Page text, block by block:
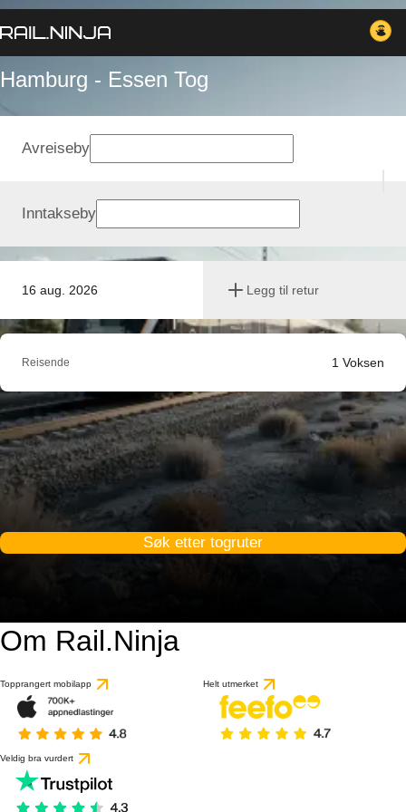
Hamburg - Essen Tog
16 aug. 2026 Legg til retur
Avreiseby
Inntakseby
Reisende 1 Voksen
Søk etter togruter
Om Rail.Ninja
Topprangert mobilapp Helt utmerket
Veldig bra vurdert
basert på 1